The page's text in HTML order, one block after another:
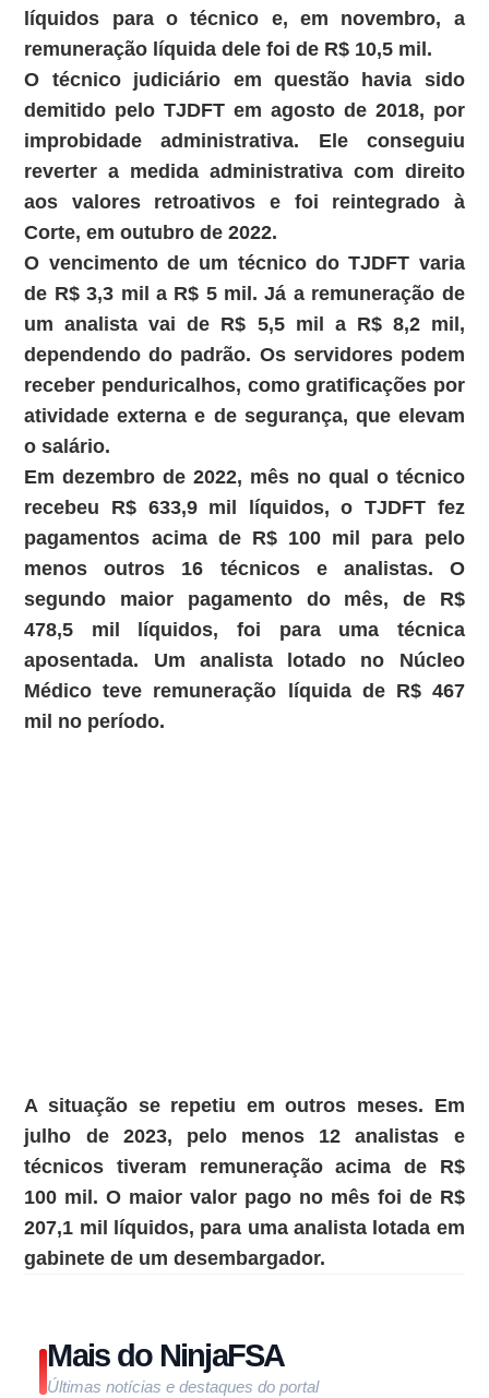
líquidos para o técnico e, em novembro, a
remuneração líquida dele foi de R$ 10,5 mil.
O técnico judiciário em questão havia sido
demitido pelo TJDFT em agosto de 2018, por
improbidade administrativa. Ele conseguiu
reverter a medida administrativa com direito
aos valores retroativos e foi reintegrado à
Corte, em outubro de 2022.
O vencimento de um técnico do TJDFT varia
de R$ 3,3 mil a R$ 5 mil. Já a remuneração de
um analista vai de R$ 5,5 mil a R$ 8,2 mil,
dependendo do padrão. Os servidores podem
receber penduricalhos, como gratificações por
atividade externa e de segurança, que elevam
o salário.
Em dezembro de 2022, mês no qual o técnico
recebeu R$ 633,9 mil líquidos, o TJDFT fez
pagamentos acima de R$ 100 mil para pelo
menos outros 16 técnicos e analistas. O
segundo maior pagamento do mês, de R$
478,5 mil líquidos, foi para uma técnica
aposentada. Um analista lotado no Núcleo
Médico teve remuneração líquida de R$ 467
mil no período.
A situação se repetiu em outros meses. Em
julho de 2023, pelo menos 12 analistas e
técnicos tiveram remuneração acima de R$
100 mil. O maior valor pago no mês foi de R$
207,1 mil líquidos, para uma analista lotada em
gabinete de um desembargador.
Mais do NinjaFSA
Últimas notícias e destaques do portal